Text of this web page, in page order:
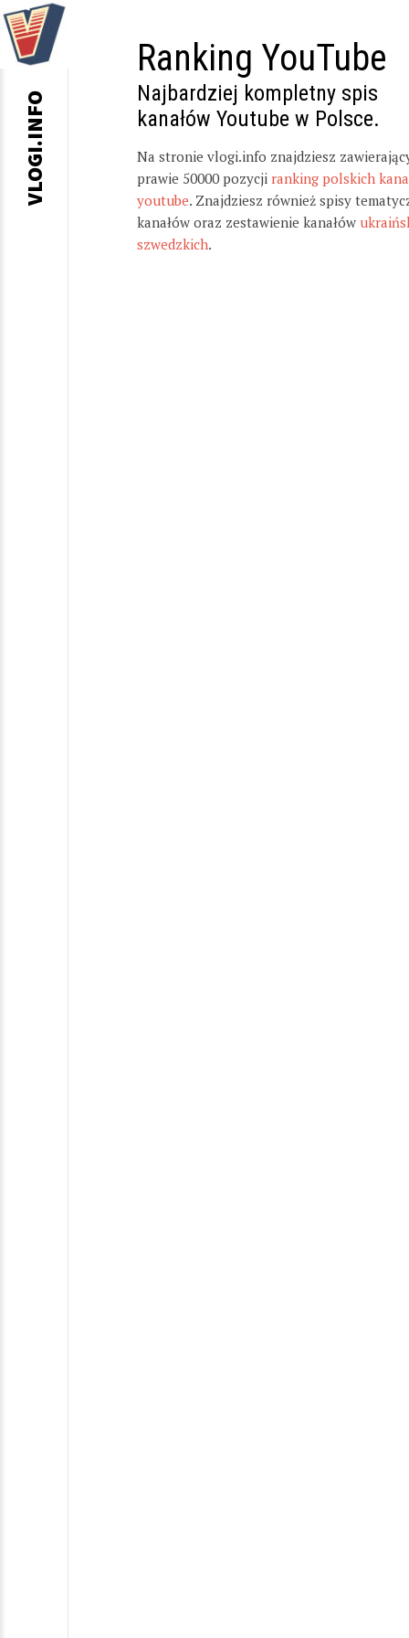
Ranking YouTube
Najbardziej kompletny spis
kanałów Youtube w Polsce.
Na stronie vlogi.info znajdziesz
prawie 50000 pozycji ranking polskich
youtube. Znajdziesz również spisy
kanałów oraz zestawienie kanałów
szwedzkich.
VLOGI.INFO